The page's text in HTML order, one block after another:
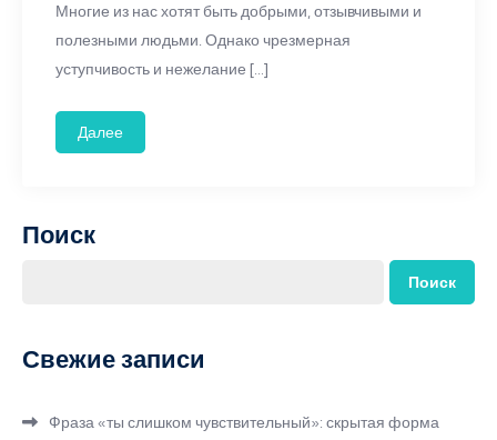
Многие из нас хотят быть добрыми, отзывчивыми и
полезными людьми. Однако чрезмерная
уступчивость и нежелание […]
Далее
Поиск
Поиск
Свежие записи
Фраза «ты слишком чувствительный»: скрытая форма